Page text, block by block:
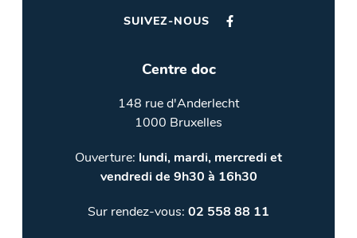
SUIVEZ-NOUS
Centre doc
148 rue d'Anderlecht
1000 Bruxelles
Ouverture: lundi, mardi, mercredi et
vendredi de 9h30 à 16h30
Sur rendez-vous: 02 558 88 11